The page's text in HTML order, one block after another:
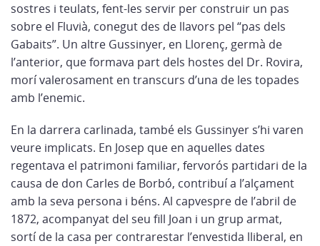
sostres i teulats, fent-les servir per construir un pas
sobre el Fluvià, conegut des de llavors pel “pas dels
Gabaits”. Un altre Gussinyer, en Llorenç, germà de
l’anterior, que formava part dels hostes del Dr. Rovira,
morí­ valerosament en transcurs d’una de les topades
amb l’enemic.
En la darrera carlinada, també els Gussinyer s’hi varen
veure implicats. En Josep que en aquelles dates
regentava el patrimoni familiar, fervorós partidari de la
causa de don Carles de Borbó, contribuí­ a l’alçament
amb la seva persona i béns. Al capvespre de l’abril de
1872, acompanyat del seu fill Joan i un grup armat,
sortí­ de la casa per contrarestar l’envestida lliberal, en